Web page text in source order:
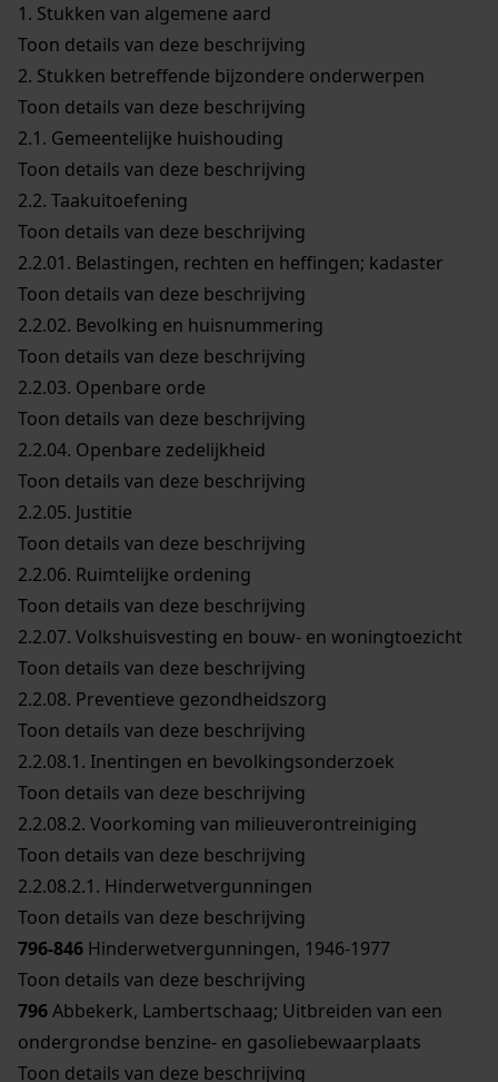
1. Stukken van algemene aard
Toon details van deze beschrijving
2. Stukken betreffende bijzondere onderwerpen
Toon details van deze beschrijving
2.1. Gemeentelijke huishouding
Toon details van deze beschrijving
2.2. Taakuitoefening
Toon details van deze beschrijving
2.2.01. Belastingen, rechten en heffingen; kadaster
Toon details van deze beschrijving
2.2.02. Bevolking en huisnummering
Toon details van deze beschrijving
2.2.03. Openbare orde
Toon details van deze beschrijving
2.2.04. Openbare zedelijkheid
Toon details van deze beschrijving
2.2.05. Justitie
Toon details van deze beschrijving
2.2.06. Ruimtelijke ordening
Toon details van deze beschrijving
2.2.07. Volkshuisvesting en bouw- en woningtoezicht
Toon details van deze beschrijving
2.2.08. Preventieve gezondheidszorg
Toon details van deze beschrijving
2.2.08.1. Inentingen en bevolkingsonderzoek
Toon details van deze beschrijving
2.2.08.2. Voorkoming van milieuverontreiniging
Toon details van deze beschrijving
2.2.08.2.1. Hinderwetvergunningen
Toon details van deze beschrijving
796-846 Hinderwetvergunningen, 1946-1977
Toon details van deze beschrijving
796Abbekerk, Lambertschaag; Uitbreiden van een
ondergrondse benzine- en gasoliebewaarplaats
Toon details van deze beschrijving